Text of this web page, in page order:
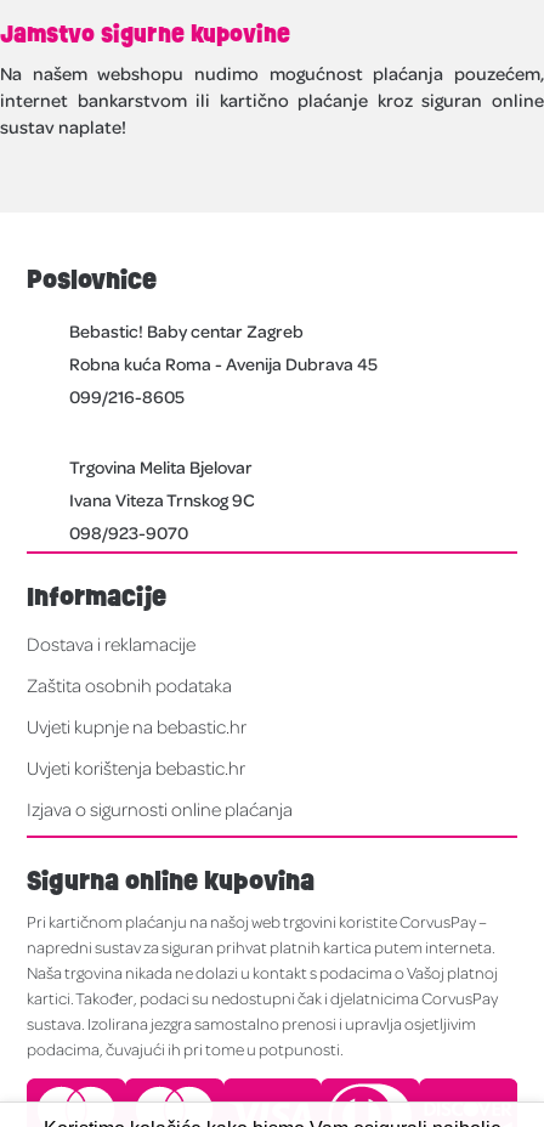
Jamstvo sigurne kupovine
Na našem webshopu nudimo mogućnost plaćanja pouzećem,
internet bankarstvom ili kartično plaćanje kroz siguran online
sustav naplate!
Poslovnice
Bebastic! Baby centar Zagreb
Robna kuća Roma - Avenija Dubrava 45
099/216-8605
Trgovina Melita Bjelovar
Ivana Viteza Trnskog 9C
098/923-9070
Informacije
Dostava i reklamacije
Zaštita osobnih podataka
Uvjeti kupnje na bebastic.hr
Uvjeti korištenja bebastic.hr
Izjava o sigurnosti online plaćanja
Sigurna online kupovina
Pri kartičnom plaćanju na našoj web trgovini koristite CorvusPay –
napredni sustav za siguran prihvat platnih kartica putem interneta.
Naša trgovina nikada ne dolazi u kontakt s podacima o Vašoj platnoj
kartici. Također, podaci su nedostupni čak i djelatnicima CorvusPay
sustava. Izolirana jezgra samostalno prenosi i upravlja osjetljivim
podacima, čuvajući ih pri tome u potpunosti.